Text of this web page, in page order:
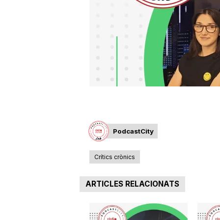
a
g
n
PodcastCity
Crítics crònics
ARTICLES RELACIONATS